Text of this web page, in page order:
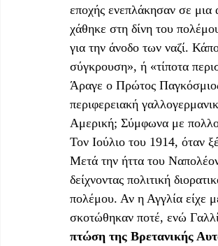
εποχής ενεπλάκησαν σε
χάθηκε στη δίνη του
για την άνοδο των ναζί.
σύγκρουση», ή «τίποτα
Άραγε ο Πρώτος
περιφερειακή
Αμερική; Σύμφωνα με
Τον Ιούλιο του 1914, όταν
Μετά την ήττα του
δείχνοντας πολιτική
πολέμου. Αν η Αγγλία είχε
σκοτώθηκαν ποτέ, ενώ
πτώση της Βρετανικής